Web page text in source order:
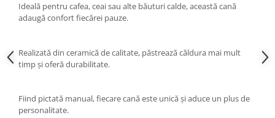
Ideală pentru cafea, ceai sau alte băuturi calde, această cană
adaugă confort fiecărei pauze.
Realizată din ceramică de calitate, păstrează căldura mai mult
timp și oferă durabilitate.
Fiind pictată manual, fiecare cană este unică și aduce un plus de
personalitate.